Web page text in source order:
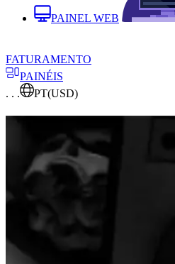
PAINEL WEB
FATURAMENTO
PAINÉIS
. . .
PT(USD)